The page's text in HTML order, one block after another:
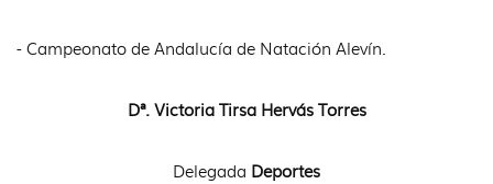
- Campeonato de Andalucía de Natación Alevín.
Dª. Victoria Tirsa Hervás Torres
Delegada Deportes